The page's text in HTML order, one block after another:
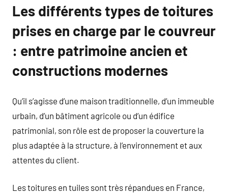
Les différents types de toitures
prises en charge par le couvreur
: entre patrimoine ancien et
constructions modernes
Qu’il s’agisse d’une maison traditionnelle, d’un immeuble
urbain, d’un bâtiment agricole ou d’un édifice
patrimonial, son rôle est de proposer la couverture la
plus adaptée à la structure, à l’environnement et aux
attentes du client.
Les toitures en tuiles sont très répandues en France,